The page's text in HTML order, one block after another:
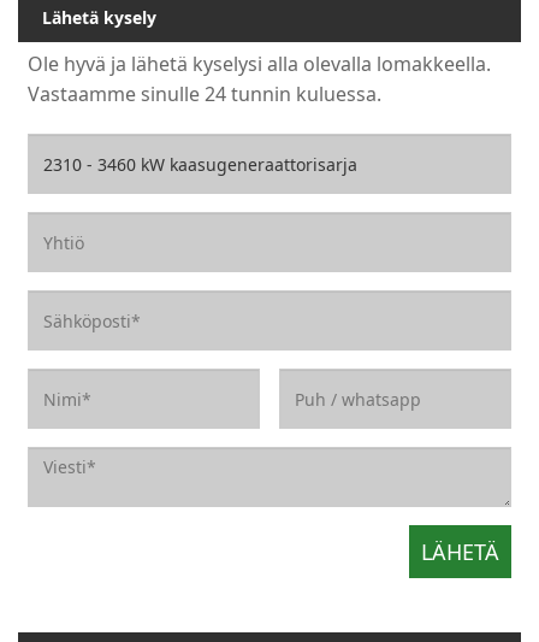
Lähetä kysely
Ole hyvä ja lähetä kyselysi alla olevalla lomakkeella.
Vastaamme sinulle 24 tunnin kuluessa.